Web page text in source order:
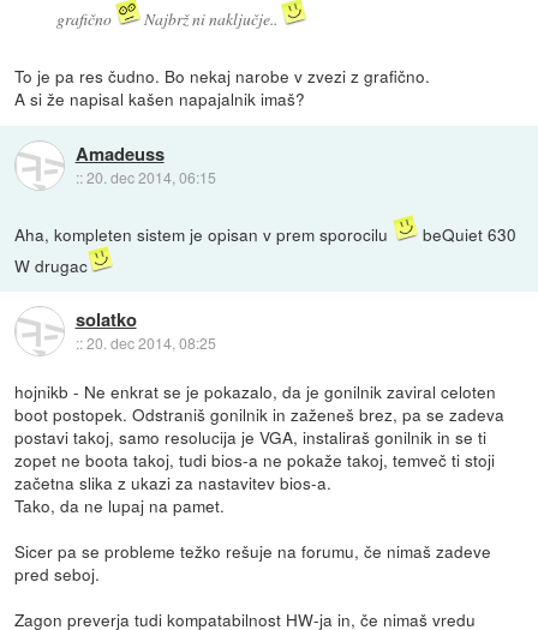
grafično
Najbrž ni naključje..
To je pa res čudno. Bo nekaj narobe v zvezi z grafično.
A si že napisal kašen napajalnik imaš?
Amadeuss
::20. dec 2014, 06:15
Aha, kompleten sistem je opisan v prem sporocilu
beQuiet 630
W drugac
solatko
::20. dec 2014, 08:25
hojnikb - Ne enkrat se je pokazalo, da je gonilnik zaviral celoten
boot postopek. Odstraniš gonilnik in zaženeš brez, pa se zadeva
postavi takoj, samo resolucija je VGA, instaliraš gonilnik in se ti
zopet ne boota takoj, tudi bios-a ne pokaže takoj, temveč ti stoji
začetna slika z ukazi za nastavitev bios-a.
Tako, da ne lupaj na pamet.
Sicer pa se probleme težko rešuje na forumu, če nimaš zadeve
pred seboj.
Zagon preverja tudi kompatabilnost HW-ja in, če nimaš vredu